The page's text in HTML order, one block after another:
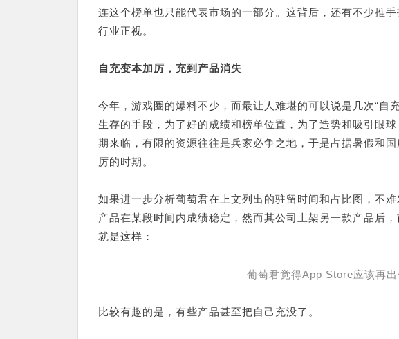
连这个榜单也只能代表市场的一部分。这背后，还有不少推
行业正视。
自充变本加厉，充到产品消失
今年，游戏圈的爆料不少，而最让人难堪的可以说是几次“自
生存的手段，为了好的成绩和榜单位置，为了造势和吸引眼
期来临，有限的资源往往是兵家必争之地，于是占据暑假和
厉的时期。
如果进一步分析葡萄君在上文列出的驻留时间和占比图，不
产品在某段时间内成绩稳定，然而其公司上架另一款产品后
就是这样：
葡萄君觉得App Store应该再
比较有趣的是，有些产品甚至把自己充没了。